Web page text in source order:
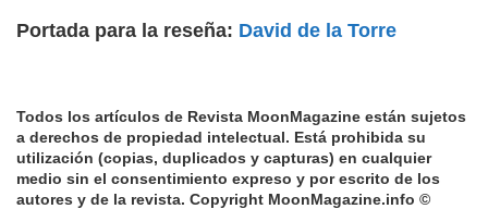
Portada para la reseña: David de la Torre
Todos los artículos de Revista MoonMagazine están sujetos
a derechos de propiedad intelectual. Está prohibida su
utilización (copias, duplicados y capturas) en cualquier
medio sin el consentimiento expreso y por escrito de los
autores y de la revista. Copyright MoonMagazine.info ©